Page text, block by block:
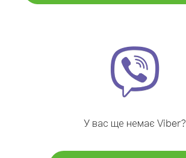
У вас ще немає Viber?